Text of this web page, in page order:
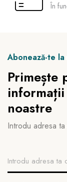
În
Abonează-te
Primește
noastre
Introdu adresa